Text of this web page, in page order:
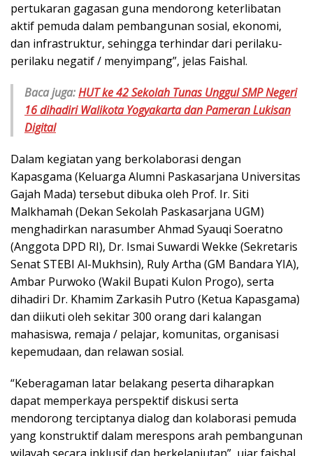
pertukaran gagasan guna mendorong keterlibatan
aktif pemuda dalam pembangunan sosial, ekonomi,
dan infrastruktur, sehingga terhindar dari perilaku-
perilaku negatif / menyimpang”, jelas Faishal.
Baca juga:HUT ke 42 Sekolah Tunas Unggul SMP Negeri
16 dihadiri Walikota Yogyakarta dan Pameran Lukisan
Digital
Dalam kegiatan yang berkolaborasi dengan
Kapasgama (Keluarga Alumni Paskasarjana Universitas
Gajah Mada) tersebut dibuka oleh Prof. Ir. Siti
Malkhamah (Dekan Sekolah Paskasarjana UGM)
menghadirkan narasumber Ahmad Syauqi Soeratno
(Anggota DPD RI), Dr. Ismai Suwardi Wekke (Sekretaris
Senat STEBI Al-Mukhsin), Ruly Artha (GM Bandara YIA),
Ambar Purwoko (Wakil Bupati Kulon Progo), serta
dihadiri Dr. Khamim Zarkasih Putro (Ketua Kapasgama)
dan diikuti oleh sekitar 300 orang dari kalangan
mahasiswa, remaja / pelajar, komunitas, organisasi
kepemudaan, dan relawan sosial.
“Keberagaman latar belakang peserta diharapkan
dapat memperkaya perspektif diskusi serta
mendorong terciptanya dialog dan kolaborasi pemuda
yang konstruktif dalam merespons arah pembangunan